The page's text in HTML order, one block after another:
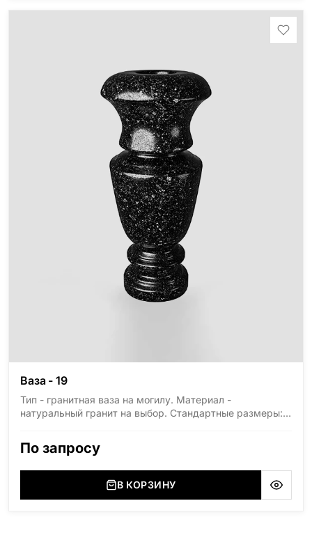
Ваза - 19
Тип - гранитная ваза на могилу. Материал -
натуральный гранит на выбор. Стандартные размеры:
По запросу
В КОРЗИНУ